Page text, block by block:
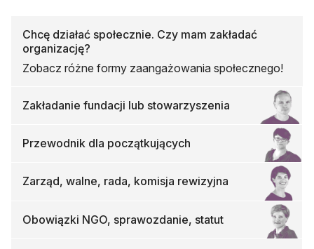
Chcę działać społecznie. Czy mam zakładać
organizację?
Zobacz różne formy zaangażowania społecznego!
Zakładanie fundacji lub stowarzyszenia
Przewodnik dla początkujących
Zarząd, walne, rada, komisja rewizyjna
Obowiązki NGO, sprawozdanie, statut